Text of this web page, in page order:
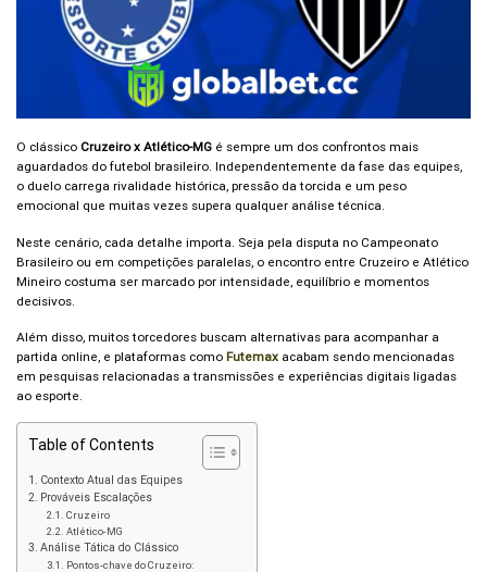
O clássico Cruzeiro x Atlético-MG é sempre um dos confrontos mais
aguardados do futebol brasileiro. Independentemente da fase das equipes,
o duelo carrega rivalidade histórica, pressão da torcida e um peso
emocional que muitas vezes supera qualquer análise técnica.
Neste cenário, cada detalhe importa. Seja pela disputa no Campeonato
Brasileiro ou em competições paralelas, o encontro entre Cruzeiro e Atlético
Mineiro costuma ser marcado por intensidade, equilíbrio e momentos
decisivos.
Além disso, muitos torcedores buscam alternativas para acompanhar a
partida online, e plataformas como Futemax acabam sendo mencionadas
em pesquisas relacionadas a transmissões e experiências digitais ligadas
ao esporte.
Table of Contents
Contexto Atual das Equipes
Prováveis Escalações
Cruzeiro
Atlético-MG
Análise Tática do Clássico
Pontos-chave do Cruzeiro: